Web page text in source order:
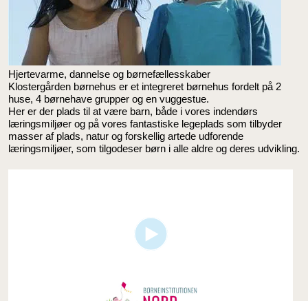
Hjertevarme, dannelse og børnefællesskaber
Klostergården børnehus er et integreret børnehus fordelt på 2
huse, 4 børnehave grupper og en vuggestue.
Her er der plads til at være barn, både i vores indendørs
læringsmiljøer og på vores fantastiske legeplads som tilbyder
masser af plads, natur og forskellig artede udforende
læringsmiljøer, som tilgodeser børn i alle aldre og deres udvikling.